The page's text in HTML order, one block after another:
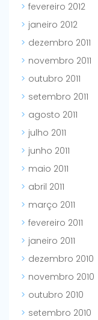
fevereiro 2012
janeiro 2012
dezembro 2011
novembro 2011
outubro 2011
setembro 2011
agosto 2011
julho 2011
junho 2011
maio 2011
abril 2011
março 2011
fevereiro 2011
janeiro 2011
dezembro 2010
novembro 2010
outubro 2010
setembro 2010